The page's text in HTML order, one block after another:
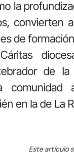
la
convierten
de
de
comunidad
en la de La
Este artículo